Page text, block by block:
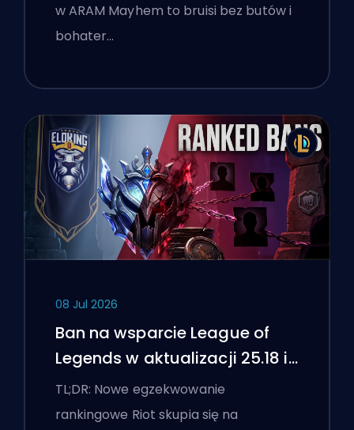
w ARAM Mayhem to bruisi bez butów i
bohater…
08 Jul 2026
Ban na wsparcie League of
Legends w aktualizacji 25.18 i
flagi boostingu
TL;DR: Nowe egzekwowanie
rankingowe Riot skupia się na